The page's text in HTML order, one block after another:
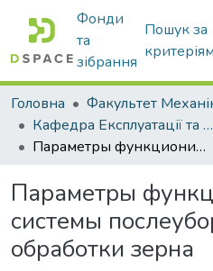
Фонди
та
зібрання
Пошук за
Головна
Кафедра Експлуатації та технічного сервісу машин
Параметры функционирования системы послеуборочной обработки зерна
Параметры
системы
обработки зерна